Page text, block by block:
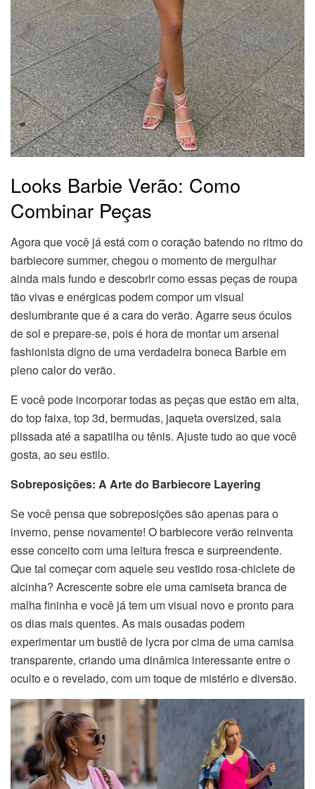
Looks Barbie Verão: Como
Combinar Peças
Agora que você já está com o coração batendo no ritmo do
barbiecore summer, chegou o momento de mergulhar
ainda mais fundo e descobrir como essas peças de roupa
tão vivas e enérgicas podem compor um visual
deslumbrante que é a cara do verão. Agarre seus óculos
de sol e prepare-se, pois é hora de montar um arsenal
fashionista digno de uma verdadeira boneca Barbie em
pleno calor do verão.
E você pode incorporar todas as peças que estão em alta,
do top faixa, top 3d, bermudas, jaqueta oversized, saia
plissada até a sapatilha ou tênis. Ajuste tudo ao que você
gosta, ao seu estilo.
Sobreposições: A Arte do Barbiecore Layering
Se você pensa que sobreposições são apenas para o
inverno, pense novamente! O barbiecore verão reinventa
esse conceito com uma leitura fresca e surpreendente.
Que tal começar com aquele seu vestido rosa-chiclete de
alcinha? Acrescente sobre ele uma camiseta branca de
malha fininha e você já tem um visual novo e pronto para
os dias mais quentes. As mais ousadas podem
experimentar um bustiê de lycra por cima de uma camisa
transparente, criando uma dinâmica interessante entre o
oculto e o revelado, com um toque de mistério e diversão.